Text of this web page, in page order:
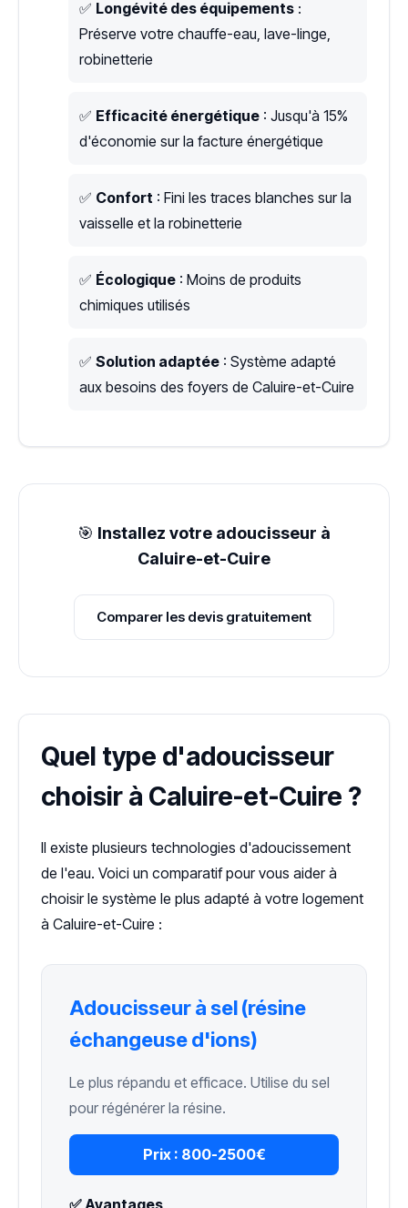
✅ Longévité des équipements :
Préserve votre chauffe-eau, lave-linge,
robinetterie
✅ Efficacité énergétique : Jusqu'à 15%
d'économie sur la facture énergétique
✅ Confort : Fini les traces blanches sur la
vaisselle et la robinetterie
✅ Écologique : Moins de produits
chimiques utilisés
✅ Solution adaptée : Système adapté
aux besoins des foyers de Caluire-et-Cuire
🎯 Installez votre adoucisseur à
Caluire-et-Cuire
Comparer les devis gratuitement
Quel type d'adoucisseur
choisir à Caluire-et-Cuire ?
Il existe plusieurs technologies d'adoucissement
de l'eau. Voici un comparatif pour vous aider à
choisir le système le plus adapté à votre logement
à Caluire-et-Cuire :
Adoucisseur à sel (résine
échangeuse d'ions)
Le plus répandu et efficace. Utilise du sel
pour régénérer la résine.
Prix : 800-2500€
✅ Avantages